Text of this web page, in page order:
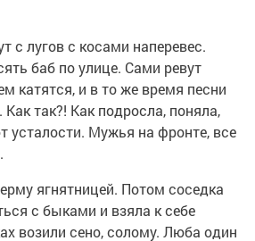
с лугов с косами наперевес.
баб по улице. Сами ревут
катятся, и в то же время песни
так?! Как подросла, поняла,
усталости. Мужья на фронте, все
ягнятницей. Потом соседка
с быками и взяла к себе
возили сено, солому. Люба один